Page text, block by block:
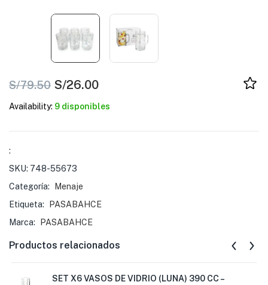
S/79.50 S/26.00
Availability: 9 disponibles
:
SKU: 748-55673
Categoría:
Menaje
Etiqueta:
PASABAHCE
Marca:
PASABAHCE
Productos relacionados
SET X6 VASOS DE VIDRIO (LUNA) 390 CC –